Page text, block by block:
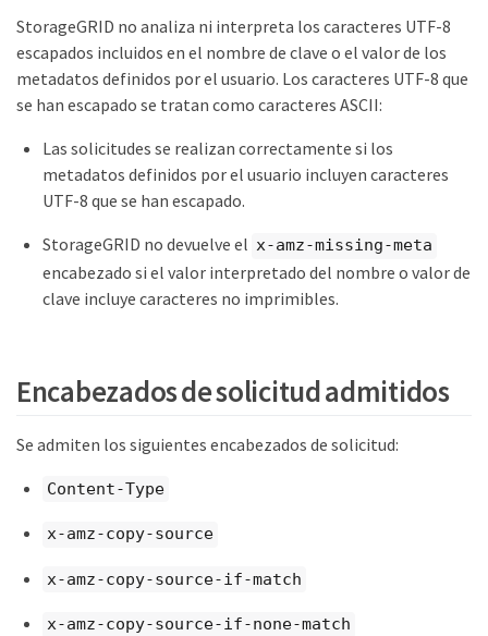
StorageGRID no analiza ni interpreta los caracteres UTF-8
escapados incluidos en el nombre de clave o el valor de los
metadatos definidos por el usuario. Los caracteres UTF-8 que
se han escapado se tratan como caracteres ASCII:
Las solicitudes se realizan correctamente si los
metadatos definidos por el usuario incluyen caracteres
UTF-8 que se han escapado.
StorageGRID no devuelve el x-amz-missing-meta
encabezado si el valor interpretado del nombre o valor de
clave incluye caracteres no imprimibles.
Encabezados de solicitud admitidos
Se admiten los siguientes encabezados de solicitud:
Content-Type
x-amz-copy-source
x-amz-copy-source-if-match
x-amz-copy-source-if-none-match